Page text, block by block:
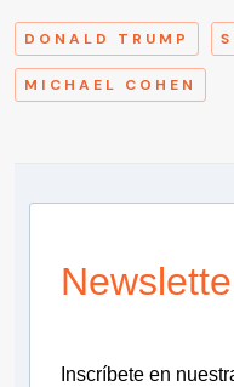
DONALD TRUMP
MICHAEL COHEN
Inscríbete en